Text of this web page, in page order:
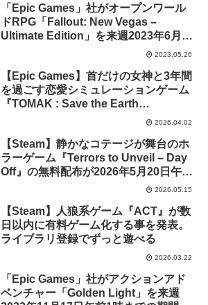
「Epic Games」社がオープンワール
ドRPG「Fallout: New Vegas –
Ultimate Edition」を来週2023年6月1
日終日までの期間限定で無料配布を開
2023.05.26
【Epic Games】首だけの女神と3年間
を過ごす恋愛シミュレーションゲーム
『TOMAK : Save the Earth
Regeneration』の無料配布が2026年4
2026.04.02
【Steam】静かなコテージが舞台のホ
ラーゲーム『Terrors to Unveil – Day
Off』の無料配布が2026年5月20日午前
2026.05.15
【Steam】人狼系ゲーム『ACT』が数
日以内に有料ゲーム化する事を発表。
ライブラリ登録でずっと遊べる
2026.03.22
「Epic Games」社がアクションアド
ベンチャー「Golden Light」を来週